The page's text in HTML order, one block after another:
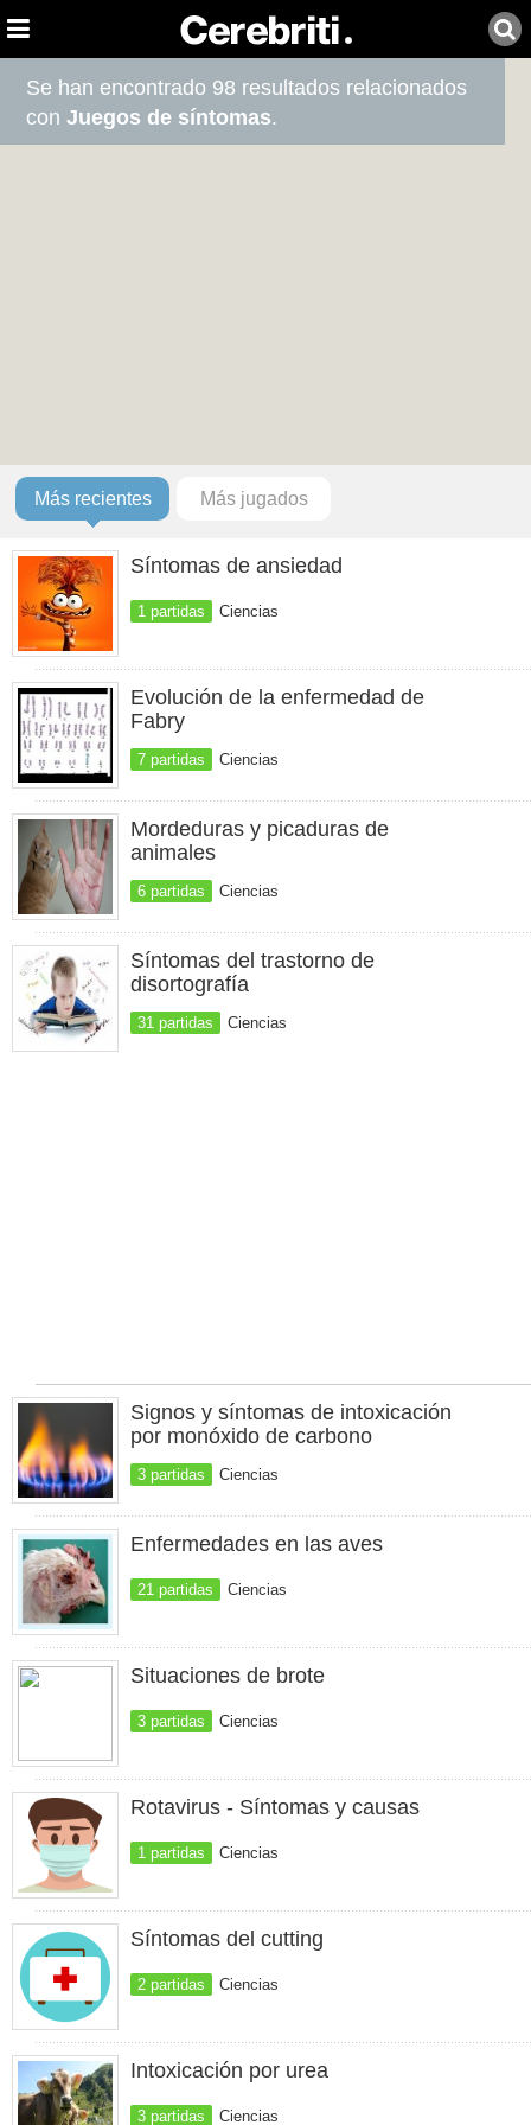
Se han encontrado 98 resultados relacionados
conJuegos de síntomas.
Más recientes Más jugados
Síntomas de ansiedad
1 partidas Ciencias
Evolución de la enfermedad de
Fabry
7 partidas Ciencias
Mordeduras y picaduras de
animales
6 partidas Ciencias
Síntomas del trastorno de
disortografía
31 partidas Ciencias
Signos y síntomas de intoxicación
por monóxido de carbono
3 partidas Ciencias
Enfermedades en las aves
21 partidas Ciencias
Situaciones de brote
3 partidas Ciencias
Rotavirus - Síntomas y causas
1 partidas Ciencias
Síntomas del cutting
2 partidas Ciencias
Intoxicación por urea
3 partidas Ciencias